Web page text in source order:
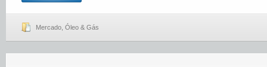
Mercado Óleo & Gás